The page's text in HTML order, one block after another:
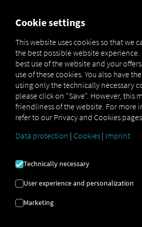
LOGISTIKA |
EKONOMIJA |
EKOLOGIJA
Održivost u logistici: Kako
ekonomski ciljevi mogu
Cookie settings
This website uses cookies so that we
the best possible website
best use of the website and your
use of these cookies. You also have
using only the technically necessary
please click on "Save". However, this
friendliness of the website. For more
refer to our Privacy and Cookies
Data protection | Cookies | Imprint
Technically necessary
User experience and personalization
Marketing